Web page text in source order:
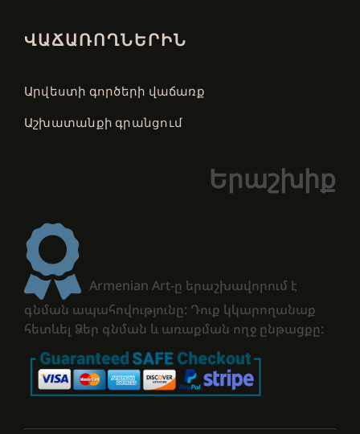
ՎԱՃԱՌՈՂՆԵՐԻՆ
Արվեստի գործերի վաճառք
Աշխատանքի գրանցում
Երաշխիք
Armenian Art-ը երաշխավորում է
գնման ապահովությունը: Դուք կկարողանաք
հետևել Ձեր գնման և առաքման ողջ ընթացքը: